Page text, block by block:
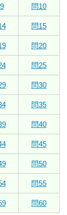
問10
問15
問20
問25
問30
問35
問40
問45
問50
問55
問60